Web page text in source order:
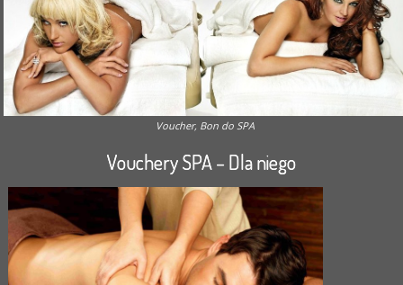
Voucher, Bon do SPA
Vouchery SPA – Dla niego